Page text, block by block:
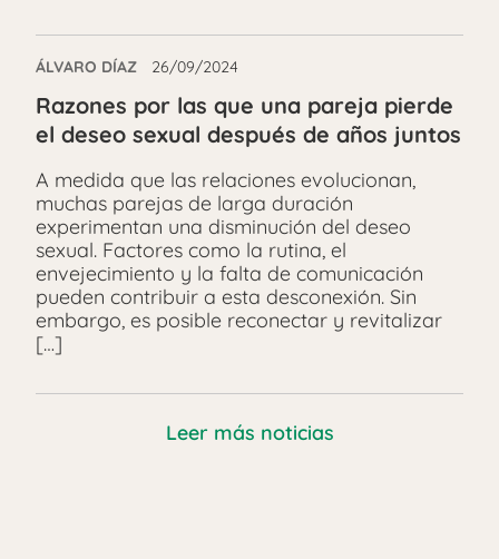
ÁLVARO DÍAZ 26/09/2024
Razones por las que una pareja pierde
el deseo sexual después de años juntos
A medida que las relaciones evolucionan,
muchas parejas de larga duración
experimentan una disminución del deseo
sexual. Factores como la rutina, el
envejecimiento y la falta de comunicación
pueden contribuir a esta desconexión. Sin
embargo, es posible reconectar y revitalizar
[…]
Leer más noticias